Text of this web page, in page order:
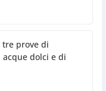
tre prove di
dolci e di